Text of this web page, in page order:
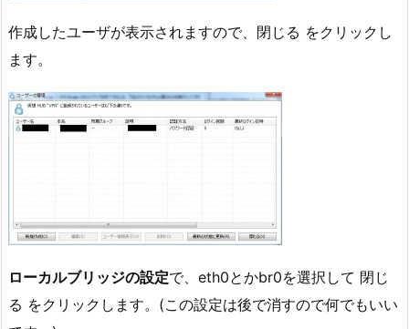
作成したユーザが表示されますので、閉じる をクリックし
ます。
ローカルブリッジの設定で、eth0とかbr0を選択して 閉じ
る をクリックします。(この設定は後で消すので何でもいい